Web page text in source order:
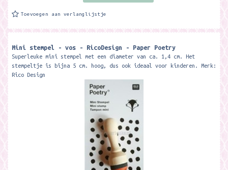
Toevoegen aan verlanglijstje
Mini stempel - vos - RicoDesign - Paper Poetry
Superleuke mini stempel met een diameter van ca. 1,4 cm. Het
stempeltje is bijna 5 cm. hoog, dus ook ideaal voor kinderen. Merk:
Rico Design